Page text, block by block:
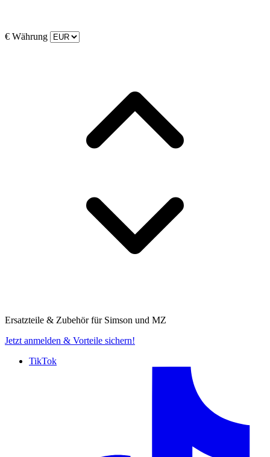
€ Währung
Ersatzteile & Zubehör für Simson und MZ
Jetzt anmelden & Vorteile sichern!
TikTok